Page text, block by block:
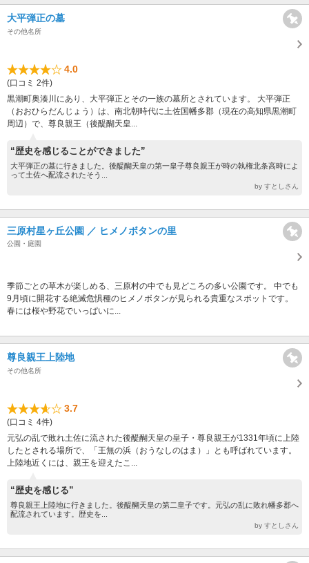
大平弾正の墓
その他名所
4.0
(口コミ 2件)
黒潮町奥湊川にあり、大平弾正とその一族の墓所とされています。 大平弾正
（おおひらだんじょう）は、南北朝時代に土佐国幡多郡（現在の高知県黒潮町
周辺）で、尊良親王（後醍醐天皇...
“歴史を感じることができました”
大平弾正の墓に行きました。後醍醐天皇の第一皇子尊良親王が時の執権北条高時によ
って土佐へ配流されたそう...
by すとしさん
三原村星ヶ丘公園 ／ ヒメノボタンの里
公園・庭園
季節ごとの草木が楽しめる、三原村の中でも見どころの多い公園です。 中でも
9月頃に開花する絶滅危惧種のヒメノボタンが見られる貴重なスポットです。
春には桜や野花でいっぱいに...
尊良親王上陸地
その他名所
3.7
(口コミ 4件)
元弘の乱で敗れ土佐に流された後醍醐天皇の皇子・尊良親王が1331年頃に上陸
したとされる場所で、「王無の浜（おうなしのはま）」とも呼ばれています。
上陸地近くには、親王を迎えたこ...
“歴史を感じる”
尊良親王上陸地に行きました。後醍醐天皇の第二皇子です。元弘の乱に敗れ幡多郡へ
配流されています。歴史を...
by すとしさん